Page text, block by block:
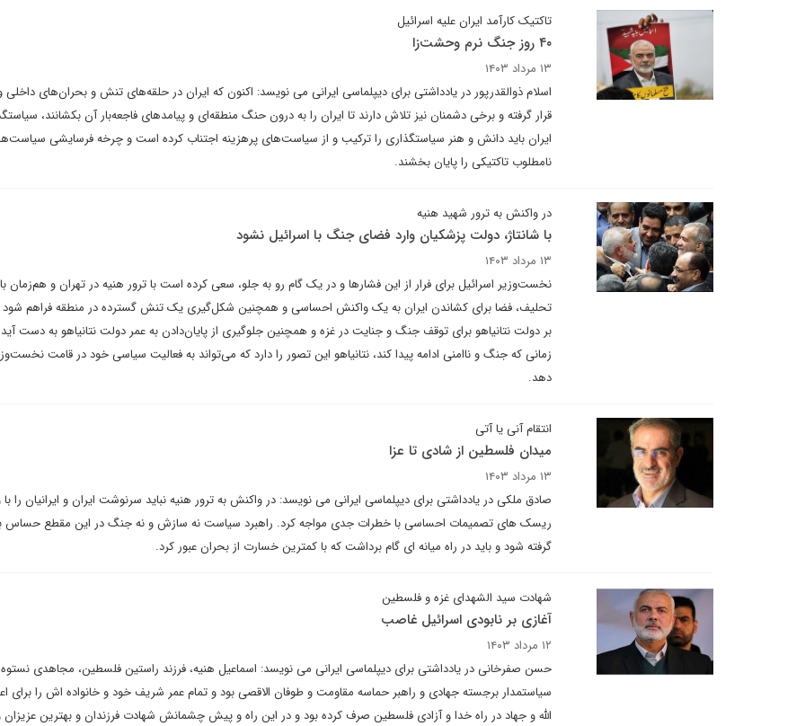
تاکتیک کارآمد ایران علیه اسرائیل
۴۰ روز جنگ نرم وحشت‌زا
۱۳ مرداد ۱۴۰۳
اسلام ذوالقدرپور در یادداشتی برای دیپلماسی ایرانی می نویسد: اکنون که ایران در حلقه‌های تنش و بحران‌های
قرار گرفته و برخی دشمنان نیز تلاش دارند تا ایران را به درون حنگ منطقه‌ای و پیامدهای فاجعه‌بار آن بکشانند،
ایران باید دانش و هنر سیاستگذاری را ترکیب و از سیاست‌های پرهزینه اجتناب کرده است و چرخه فرسایشی
نامطلوب تاکتیکی را پایان بخشند.
در واکنش به ترور شهید هنیه
با شانتاژ، دولت پزشکیان وارد فضای جنگ با اسرائیل نشود
۱۳ مرداد ۱۴۰۳
نخست‌وزیر اسرائیل برای فرار از این فشارها و در یک گام رو به جلو، سعی کرده است‌ با ترور هنیه در تهران و هم‌زمان
تحلیف، فضا برای کشاندن ایران به یک واکنش احساسی و همچنین شکل‌گیری یک تنش گسترده در منطقه فراهم شود
بر دولت نتانیاهو برای توقف جنگ و جنایت در غزه و همچنین جلوگیری از پایان‌دادن به عمر دولت نتانیاهو به دست
زمانی که جنگ و ناامنی ادامه پیدا کند، نتانیاهو این تصور را دارد که می‌تواند به فعالیت سیاسی خود در قامت
دهد.
انتقام آنی یا آتی
میدان فلسطین از شادی تا عزا
۱۳ مرداد ۱۴۰۳
صادق ملکی در یادداشتی برای دیپلماسی ایرانی می نویسد: در واکنش به ترور هنیه نباید سرنوشت ایران و ایرانیان را با
ریسک های تصمیمات احساسی با خطرات جدی مواجه کرد. راهبرد سیاست نه سازش و نه جنگ در این مقطع حساس
گرفته شود و باید در راه میانه ای گام برداشت که با کمترین خسارت از بحران عبور کرد‌.
شهادت سید الشهدای غزه و فلسطین
آغازی بر نابودی اسرائیل غاصب
۱۲ مرداد ۱۴۰۳
حسن صفرخانی در یادداشتی برای دیپلماسی ایرانی می نویسد: اسماعیل هنیه، فرزند راستین فلسطین، مجاهدی
سیاستمدار برجسته جهادی و راهبر حماسه مقاومت و طوفان الاقصی بود و تمام عمر شریف خود و خانواده اش را برای
الله و جهاد در راه خدا و آزادی فلسطین صرف کرده بود و در این راه و پیش چشمانش شهادت فرزندان و بهترین